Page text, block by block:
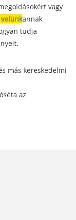
vagy
annak
tudja
más kereskedelmi
az